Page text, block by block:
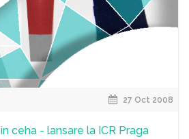
27 Oct 2008
ceha - lansare la ICR Praga